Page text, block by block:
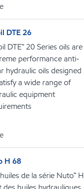
DTE 26
DTE™ 20 Series oils are
performance anti-
hydraulic oils designed
a wide range of
equipment
H 68
de la série Nuto™ H